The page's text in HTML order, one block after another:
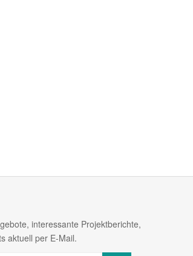
interessante Projektberichte,
aktuell per E-Mail.